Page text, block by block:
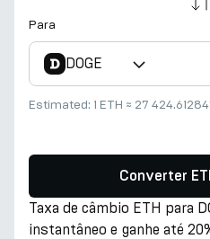
Para
DOGE
Estimated: 1 ETH ≈ 27
Converter
Taxa de câmbio ETH para
instantâneo e ganhe até